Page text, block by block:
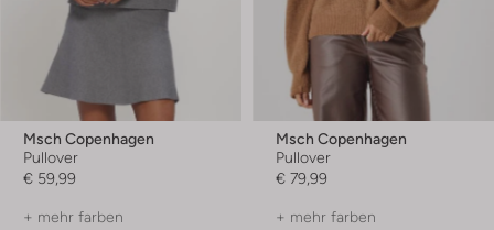
Msch Copenhagen
Pullover
€ 59,99
+ mehr farben
Msch Copenhagen
Pullover
€ 79,99
+ mehr farben